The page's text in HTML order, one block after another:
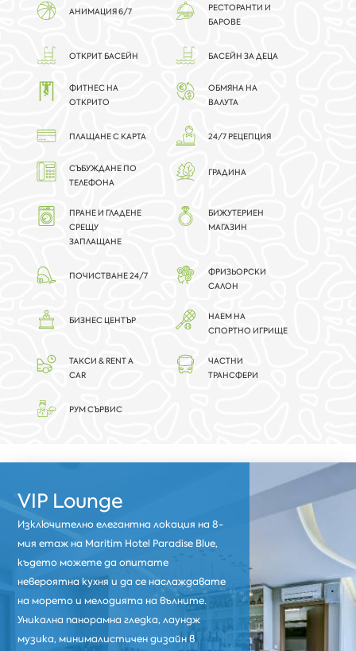
АНИМАЦИЯ 6/7
РЕСТОРАНТИ И
БАРОВЕ
ОТКРИТ БАСЕЙН БАСЕЙН ЗА ДЕЦА
ФИТНЕС НА
ОТКРИТО
ОБМЯНА НА
ВАЛУТА
ПЛАЩАНЕ С КАРТА 24/7 РЕЦЕПЦИЯ
СЪБУЖДАНЕ ПО
ТЕЛЕФОНА
ГРАДИНА
ПРАНЕ И ГЛАДЕНЕ
СРЕЩУ
ЗАПЛАЩАНЕ
БИЖУТЕРИЕН
МАГАЗИН
ПОЧИСТВАНЕ 24/7
ФРИЗЬОРСКИ
САЛОН
БИЗНЕС ЦЕНТЪР
НАЕМ НА
СПОРТНО ИГРИЩЕ
ТАКСИ & RENT A
CAR
ЧАСТНИ
ТРАНСФЕРИ
РУМ СЪРВИС
VIP Lounge
Изключително елегантна локация на 8-
мия етаж на Maritim Hotel Paradise Blue,
където можете да опитате
невероятна кухня и да се наслаждавате
на морето и мелодията на вълните.
Уникална панорамна гледка, лаундж
музика, минималистичен дизайн в